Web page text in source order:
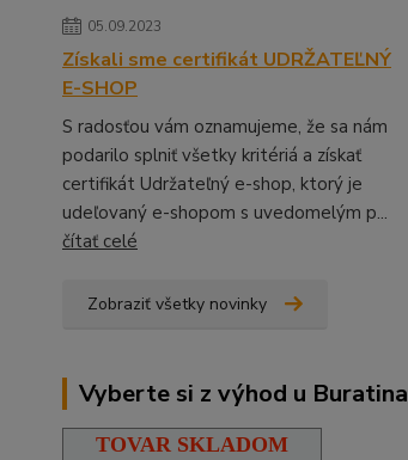
05.09.2023
Získali sme certifikát UDRŽATEĽNÝ
E-SHOP
S radosťou vám oznamujeme, že sa nám
podarilo splniť všetky kritériá a získať
certifikát Udržateľný e-shop, ktorý je
udeľovaný e-shopom s uvedomelým p...
čítať celé
Zobraziť všetky novinky
Vyberte si z výhod u Buratina
TOVAR SKLADOM